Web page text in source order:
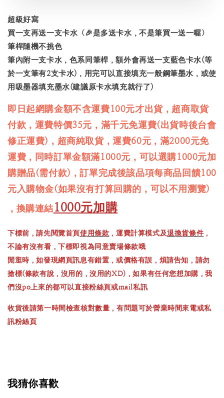
超級好寫
買一支再送一支卡水（🎉是多送卡水，不是筆買一送一喔）
筆桿隨機不挑色
筆內附一支卡水，色系同筆桿，額外會再送一支藍色卡水(等
於一支筆有2支卡水)，用完可以直接填充一般鋼筆墨水，或使
用吸墨器填充墨水(建議原卡水填充就行了)
即日起網購金額不含運費100元才出貨，超商取貨
付款，運費特價35元，滿千元免運費(出貨時後台會
修正運費)，超商純取貨，運費60元，滿2000元免
運費，同時訂單金額滿1000元，可以選購1000元加
購贈品(需付款)，訂單完成後該品項每商品回饋100
元入購物金(如果沒有打算回購的，可以不用瀏覽)
，換購連結1000元加購
下標前，請先閱覽首頁使用條款 ，運費計算模式及退換貨條件 ，
不論有沒有看，下標即視為同意賣場條款哦
閒逛時，如發現網頁訊息有錯置，或價格有誤，煩請告知，請勿
搶標(條款有說，沒用的，沒用的XD)，如果有任何您想加購，我
們沒po上來的都可以直接粉絲頁或mail私訊
收貨後請第一時間檢查核對數量，有問題可於營業時間來電或私
訊粉絲頁
我猜你喜歡